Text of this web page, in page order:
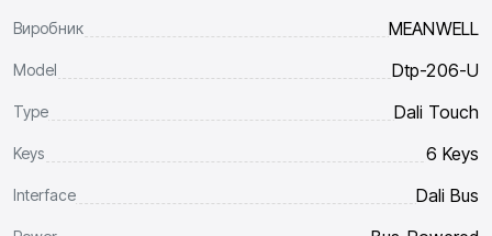
Виробник MEANWELL
Model Dtp-206-U
Type Dali Touch
Keys 6 Keys
Interface Dali Bus